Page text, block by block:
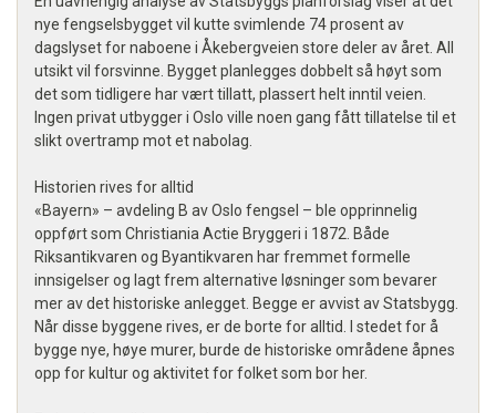
nye fengselsbygget vil kutte svimlende 74 prosent av
dagslyset for naboene i Åkebergveien store deler av året. All
utsikt vil forsvinne. Bygget planlegges dobbelt så høyt som
det som tidligere har vært tillatt, plassert helt inntil veien.
Ingen privat utbygger i Oslo ville noen gang fått tillatelse til et
slikt overtramp mot et nabolag.
Historien rives for alltid
«Bayern» – avdeling B av Oslo fengsel – ble opprinnelig
oppført som Christiania Actie Bryggeri i 1872. Både
Riksantikvaren og Byantikvaren har fremmet formelle
innsigelser og lagt frem alternative løsninger som bevarer
mer av det historiske anlegget. Begge er avvist av Statsbygg.
Når disse byggene rives, er de borte for alltid. I stedet for å
bygge nye, høye murer, burde de historiske områdene åpnes
opp for kultur og aktivitet for folket som bor her.